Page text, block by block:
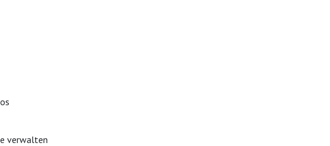
verwalten